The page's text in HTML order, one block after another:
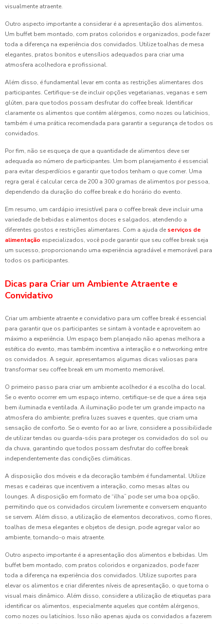
visualmente atraente.
Outro aspecto importante a considerar é a apresentação dos alimentos.
Um buffet bem montado, com pratos coloridos e organizados, pode fazer
toda a diferença na experiência dos convidados. Utilize toalhas de mesa
elegantes, pratos bonitos e utensílios adequados para criar uma
atmosfera acolhedora e profissional.
Além disso, é fundamental levar em conta as restrições alimentares dos
participantes. Certifique-se de incluir opções vegetarianas, veganas e sem
glúten, para que todos possam desfrutar do coffee break. Identificar
claramente os alimentos que contêm alérgenos, como nozes ou laticínios,
também é uma prática recomendada para garantir a segurança de todos os
convidados.
Por fim, não se esqueça de que a quantidade de alimentos deve ser
adequada ao número de participantes. Um bom planejamento é essencial
para evitar desperdícios e garantir que todos tenham o que comer. Uma
regra geral é calcular cerca de 200 a 300 gramas de alimentos por pessoa,
dependendo da duração do coffee break e do horário do evento.
Em resumo, um cardápio irresistível para o coffee break deve incluir uma
variedade de bebidas e alimentos doces e salgados, atendendo a
diferentes gostos e restrições alimentares. Com a ajuda de serviços de
alimentação especializados, você pode garantir que seu coffee break seja
um sucesso, proporcionando uma experiência agradável e memorável para
todos os participantes.
Dicas para Criar um Ambiente Atraente e
Convidativo
Criar um ambiente atraente e convidativo para um coffee break é essencial
para garantir que os participantes se sintam à vontade e aproveitem ao
máximo a experiência. Um espaço bem planejado não apenas melhora a
estética do evento, mas também incentiva a interação e o networking entre
os convidados. A seguir, apresentamos algumas dicas valiosas para
transformar seu coffee break em um momento memorável.
O primeiro passo para criar um ambiente acolhedor é a escolha do local.
Se o evento ocorrer em um espaço interno, certifique-se de que a área seja
bem iluminada e ventilada. A iluminação pode ter um grande impacto na
atmosfera do ambiente; prefira luzes suaves e quentes, que criam uma
sensação de conforto. Se o evento for ao ar livre, considere a possibilidade
de utilizar tendas ou guarda-sóis para proteger os convidados do sol ou
da chuva, garantindo que todos possam desfrutar do coffee break
independentemente das condições climáticas.
A disposição dos móveis e da decoração também é fundamental. Utilize
mesas e cadeiras que incentivem a interação, como mesas altas ou
lounges. A disposição em formato de “ilha” pode ser uma boa opção,
permitindo que os convidados circulem livremente e conversem enquanto
se servem. Além disso, a utilização de elementos decorativos, como flores,
toalhas de mesa elegantes e objetos de design, pode agregar valor ao
ambiente, tornando-o mais atraente.
Outro aspecto importante é a apresentação dos alimentos e bebidas. Um
buffet bem montado, com pratos coloridos e organizados, pode fazer
toda a diferença na experiência dos convidados. Utilize suportes para
elevar os alimentos e criar diferentes níveis de apresentação, o que torna o
visual mais dinâmico. Além disso, considere a utilização de etiquetas para
identificar os alimentos, especialmente aqueles que contêm alérgenos,
como nozes ou laticínios. Isso não apenas ajuda os convidados a fazerem